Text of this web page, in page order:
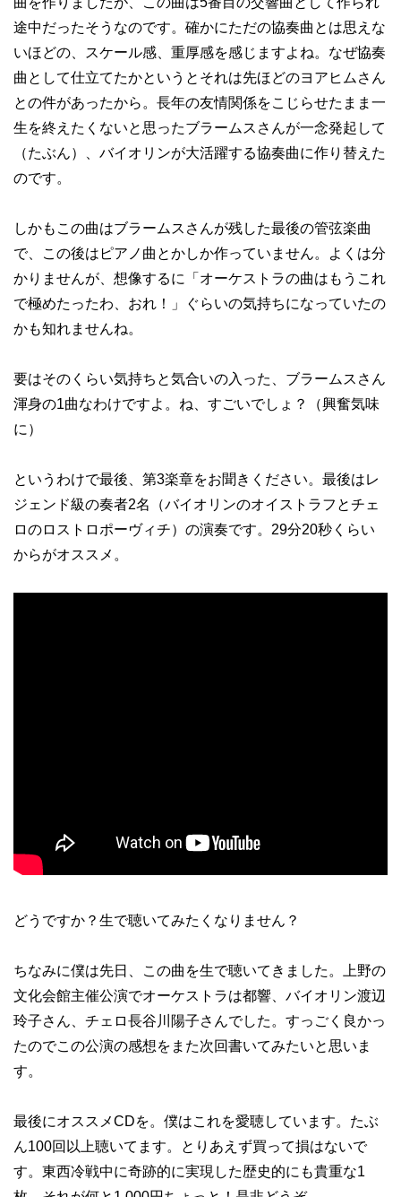
途中だったそうなのです。確かにただの協奏曲とは思えな
いほどの、スケール感、重厚感を感じますよね。なぜ協奏
曲として仕立てたかというとそれは先ほどのヨアヒムさん
との件があったから。長年の友情関係をこじらせたまま一
生を終えたくないと思ったブラームスさんが一念発起して
（たぶん）、バイオリンが大活躍する協奏曲に作り替えた
のです。
しかもこの曲はブラームスさんが残した最後の管弦楽曲
で、この後はピアノ曲とかしか作っていません。よくは分
かりませんが、想像するに「オーケストラの曲はもうこれ
で極めたったわ、おれ！」ぐらいの気持ちになっていたの
かも知れませんね。
要はそのくらい気持ちと気合いの入った、ブラームスさん
渾身の1曲なわけですよ。ね、すごいでしょ？（興奮気味
に）
というわけで最後、第3楽章をお聞きください。最後はレ
ジェンド級の奏者2名（バイオリンのオイストラフとチェ
ロのロストロポーヴィチ）の演奏です。29分20秒くらい
からがオススメ。
どうですか？生で聴いてみたくなりません？
ちなみに僕は先日、この曲を生で聴いてきました。上野の
文化会館主催公演でオーケストラは都響、バイオリン渡辺
玲子さん、チェロ長谷川陽子さんでした。すっごく良かっ
たのでこの公演の感想をまた次回書いてみたいと思いま
す。
最後にオススメCDを。僕はこれを愛聴しています。たぶ
ん100回以上聴いてます。とりあえず買って損はないで
す。東西冷戦中に奇跡的に実現した歴史的にも貴重な1